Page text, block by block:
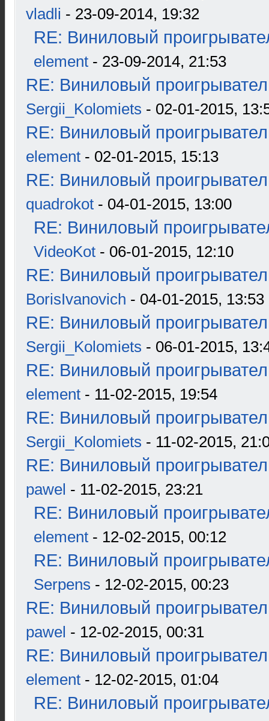
vladli - 23-09-2014, 19:32
RE: Виниловый
element - 23-09-2014, 21:53
RE: Виниловый
Sergii_Kolomiets - 02-01-2015,
RE: Виниловый
element - 02-01-2015, 15:13
RE: Виниловый
quadrokot - 04-01-2015, 13:00
RE: Виниловый
VideoKot - 06-01-2015, 12:10
RE: Виниловый
BorisIvanovich - 04-01-2015, 13:53
RE: Виниловый
Sergii_Kolomiets - 06-01-2015,
RE: Виниловый
element - 11-02-2015, 19:54
RE: Виниловый
Sergii_Kolomiets - 11-02-2015,
RE: Виниловый
pawel - 11-02-2015, 23:21
RE: Виниловый
element - 12-02-2015, 00:12
RE: Виниловый
Serpens - 12-02-2015, 00:23
RE: Виниловый
pawel - 12-02-2015, 00:31
RE: Виниловый
element - 12-02-2015, 01:04
RE: Виниловый